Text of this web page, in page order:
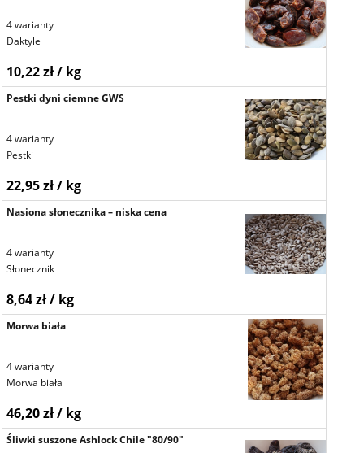
4 warianty
Daktyle
10,22 zł / kg
Pestki dyni ciemne GWS
4 warianty
Pestki
22,95 zł / kg
Nasiona słonecznika – niska cena
4 warianty
Słonecznik
8,64 zł / kg
Morwa biała
4 warianty
Morwa biała
46,20 zł / kg
Śliwki suszone Ashlock Chile "80/90"